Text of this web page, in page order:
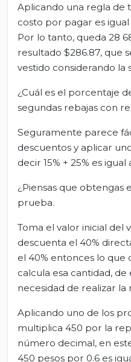
Aplicando una regla de
costo por pagar es
Por lo tanto, queda 28
resultado $286.87, que
vestido considerando la
¿Cuál es el porcentaje
segundas rebajas con
Seguramente parece
descuentos y aplicar
decir 15% + 25% es
¿Piensas que obtengas
prueba.
Toma el valor inicial del
descuenta el 40%
el 40% entonces lo que
calcula esa cantidad,
necesidad de realizar la
Aplicando uno de los
multiplica 450 por la
número decimal, en
450 pesos por 0.6 es